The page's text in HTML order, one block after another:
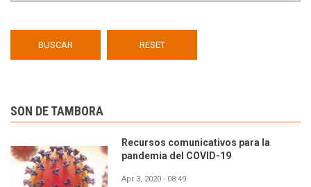
SON DE TAMBORA
Recursos comunicativos para la
pandemia del COVID-19
Apr 3, 2020 - 08:49